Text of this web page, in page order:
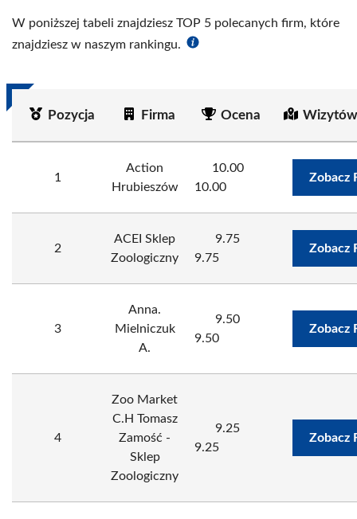
W poniższej tabeli znajdziesz TOP 5 polecanych firm, które
znajdziesz w naszym rankingu.
Pozycja Firma Ocena
1
Action
Hrubieszów
10.00
10.00
Zobacz
2
ACEI Sklep
Zoologiczny
9.75
9.75
Zobacz
3
Anna.
Mielniczuk
A.
9.50
9.50
Zobacz
4
Zoo Market
C.H Tomasz
Zamość -
Sklep
Zoologiczny
9.25
9.25
Zobacz